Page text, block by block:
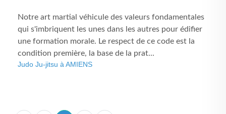
Notre art martial véhicule des valeurs fondamentales
qui s'imbriquent les unes dans les autres pour édifier
une formation morale. Le respect de ce code est la
condition première, la base de la prat...
Judo Ju-jitsu à AMIENS